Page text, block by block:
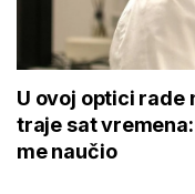
U ovoj optici rade
traje sat
me naučio